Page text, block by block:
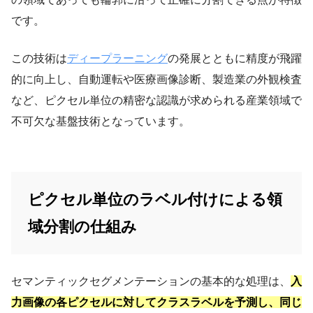
です。
この技術はディープラーニングの発展とともに精度が飛躍
的に向上し、自動運転や医療画像診断、製造業の外観検査
など、ピクセル単位の精密な認識が求められる産業領域で
不可欠な基盤技術となっています。
ピクセル単位のラベル付けによる領
域分割の仕組み
セマンティックセグメンテーションの基本的な処理は、
入
力画像の各ピクセルに対してクラスラベルを予測し、同じ